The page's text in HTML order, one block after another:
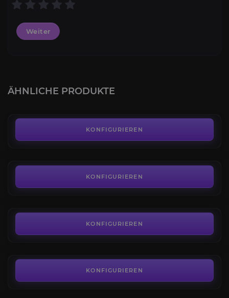
Weiter
ÄHNLICHE PRODUKTE
KONFIGURIEREN
Prüfungen Siege
KONFIGURIEREN
KONFIGURIEREN
KONFIGURIEREN
Schmelztiegel Wettbewerbsfähig Rang